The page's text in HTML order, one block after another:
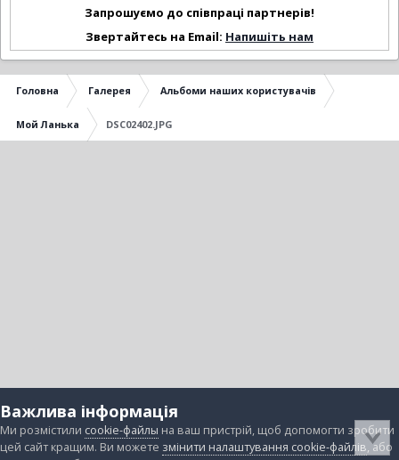
Запрошуємо до співпраці партнерів!
Звертайтесь на Email: Напишіть нам
Головна Галерея Альбоми наших користувачів
Мой Ланька DSC02402.JPG
Важлива інформація
Ми розмістили cookie-файлы на ваш пристрій, щоб допомогти зробити
цей сайт кращим. Ви можете змінити налаштування cookie-файлів, або